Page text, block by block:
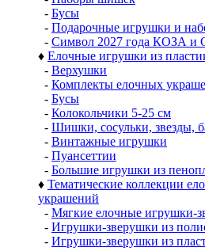
- Бусы
- Подарочные игрушки и
- Символ 2027 года КОЗА
♦ Елочные игрушки из
- Верхушки
- Комплекты елочных
- Бусы
- Колокольчики 5-25 см
- Шишки, сосульки, звезды,
- Винтажные игрушки
- Пуансеттии
- Большие игрушки из
♦ Тематические коллекции
украшений
- Мягкие елочные игрушки-
- Игрушки-зверушки из
- Игрушки-зверушки из